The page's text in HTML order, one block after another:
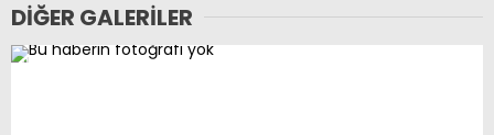
DIĞER GALERILER